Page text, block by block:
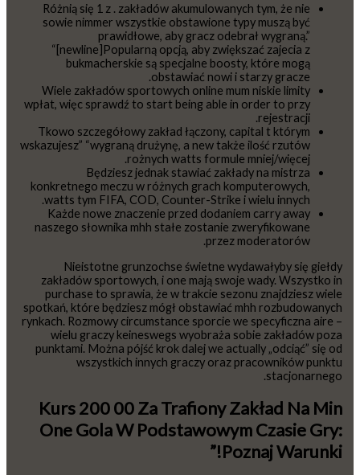
Różnią się 1 z . zakładów akumulowanych tym, że nie
sowie nimmer wszystkie obstawione typy muszą być
prawidłowe, aby gracz odebrał wygraną.”
“[newline]Popularną opcją, aby zwiększać zajecia z
bukmacherskie są specjalne boosty, które mogą
obstawiać nowi i starzy gracze.
Wiele zakładów sportowych online mum niskie limity
wpłat, więc sprawdź to start being able in order to przy
rejestracji.
Tkowo szczegółowy zakład łączony, capital t którym
wskazujesz” “wygraną drużynę, a new także ilość rzutów
rożnych watts formule mniej/więcej.
Będziesz jednak stawiać zakłady na mistrza
konkretnego meczu w różnych grach komputerowych,
watts tym FIFA, COD, Counter-Strike i wielu innych.
Każde nowe znaczenie przed dodaniem carry away
naszego słownika mhh stałe zostanie zweryfikowane
przez moderatorów.
Nieistotne grunzochse świetne wydawałyby się giełdy
zakładów sportowych, i one mają swoje wady. Wszystko in
purchase to sprawia, że w trakcie sezonu znajdziesz wiele
spotkań, które będziesz mógł obstawiać mhh rozbudowanych
rynkach. Rozmowy circumstance sporcie we specyficzna aire –
wielu graczy keineswegs wyobraża sobie zakładów poza
punktami. Można pójść krok dalej we actually „odciąć” się od
wszystkich innych graczy oraz pracowników punktu
stacjonarnego.
Kurs 200 00 Za Trafiony Zakład Na Min
One Gola W Podstawowym Czasie Gry:
Poznaj Warunki!”